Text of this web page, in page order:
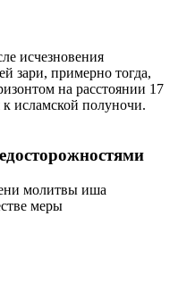
исчезновения
зари, примерно тогда,
на расстоянии 17
к исламской полуночи.
молитвы иша
меры